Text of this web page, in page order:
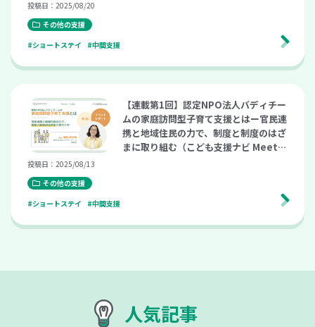
投稿日：2025/08/20
その他の支援
#ショートステイ
#中間支援
【連載第1回】認定NPO法人バディチー
ムの家庭訪問型子育て支援とはー官民連
携と地域住民の力で、制度と制度のはざ
まに取り組む（こども支援ナビ Meetu
投稿日：2025/08/13
その他の支援
#ショートステイ
#中間支援
人気記事